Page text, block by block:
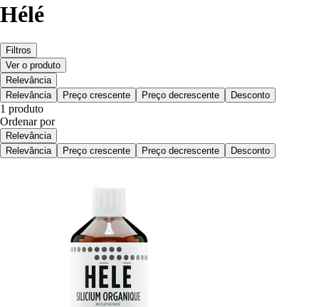
Hélé
Filtros
Ver o produto
Relevância
Relevância
Preço crescente Preço decrescente Desconto
1 produto
Ordenar por
Relevância
Relevância
Preço crescente Preço decrescente Desconto